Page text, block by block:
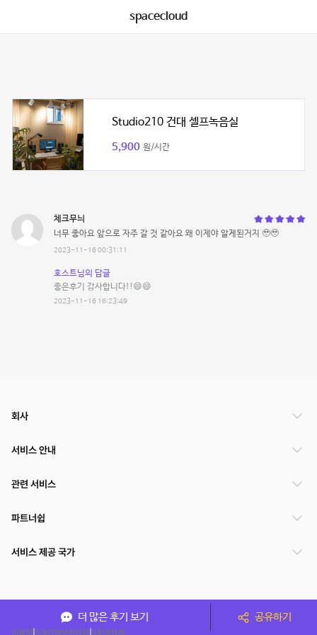
spacecloud
Studio210 건대 셀프녹음실
5,900 원/시간
체크무늬
너무 좋아요 앞으로 자주 갈 것 같아요 왜 이제야 알게된거지 🥹🥹
2023-11-16 00:31:11
호스트님의 답글
좋은후기 감사합니다!!😄😄
2023-11-16 16:23:49
더 많은 후기 보기 공유하기
회사
서비스 안내
관련 서비스
파트너쉽
서비스 제공 국가
이용약관개인정보처리방침운영정책